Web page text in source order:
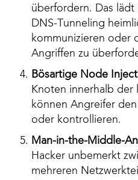
überfordern. Das lädt
DNS-Tunneling
kommunizieren oder
Angriffen zu
Bösartige Node
Knoten innerhalb
können Angreifer
oder kontrollieren.
Man-in-the-Middle-
Hacker unbemerkt
mehreren